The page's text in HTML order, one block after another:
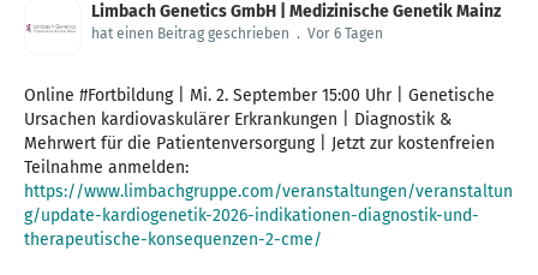
Limbach Genetics GmbH | Medizinische Genetik Mainz
hat einen Beitrag geschrieben . Vor 6 Tagen
Online #Fortbildung | Mi. 2. September 15:00 Uhr | Genetische
Ursachen kardiovaskulärer Erkrankungen | Diagnostik &
Mehrwert für die Patientenversorgung | Jetzt zur kostenfreien
Teilnahme anmelden:
https://www.limbachgruppe.com/veranstaltungen/veranstaltun
g/update-kardiogenetik-2026-indikationen-diagnostik-und-
therapeutische-konsequenzen-2-cme/